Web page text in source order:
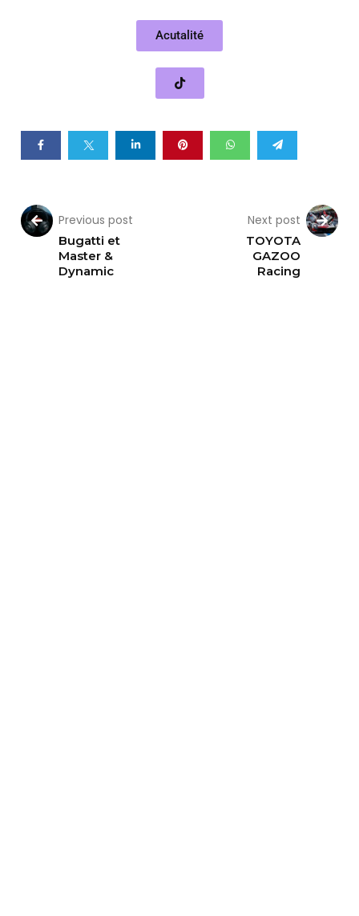
Acutalité
Previous post
Bugatti et
Master &
Dynamic
Next post
TOYOTA
GAZOO
Racing